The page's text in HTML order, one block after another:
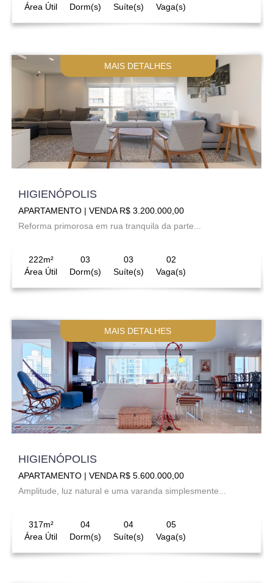
Área Útil
Dorm(s)
Suíte(s)
Vaga(s)
MAIS DETALHES
HIGIENÓPOLIS
APARTAMENTO | VENDA R$ 3.200.000,00
Reforma primorosa em rua tranquila da parte...
222m²
Área Útil
03
Dorm(s)
03
Suíte(s)
02
Vaga(s)
MAIS DETALHES
HIGIENÓPOLIS
APARTAMENTO | VENDA R$ 5.600.000,00
Amplitude, luz natural e uma varanda simplesmente...
317m²
Área Útil
04
Dorm(s)
04
Suíte(s)
05
Vaga(s)